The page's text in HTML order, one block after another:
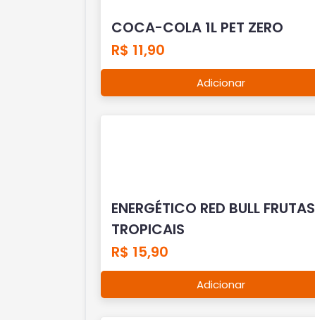
COCA-COLA 1L PET ZERO
R$ 11,90
Adicionar
ENERGÉTICO RED BULL FRUTAS
TROPICAIS
R$ 15,90
Adicionar